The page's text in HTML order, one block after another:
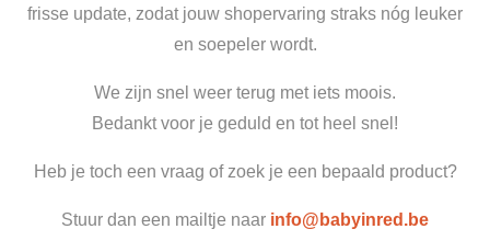
frisse update, zodat jouw shopervaring straks nóg leuker
en soepeler wordt.
We zijn snel weer terug met iets moois.
Bedankt voor je geduld en tot heel snel!
Heb je toch een vraag of zoek je een bepaald product?
Stuur dan een mailtje naar info@babyinred.be